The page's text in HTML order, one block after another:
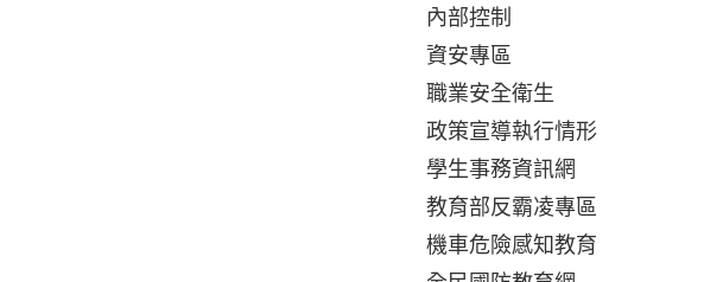
內部控制
資安專區
職業安全衛生
政策宣導執行情形
學生事務資訊網
教育部反霸凌專區
機車危險感知教育